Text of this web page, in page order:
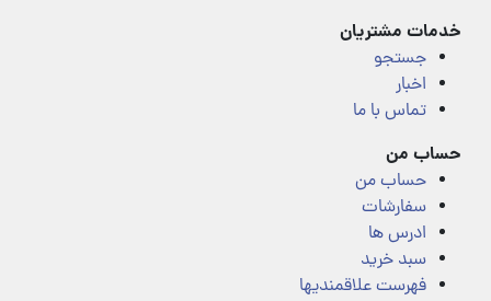
خدمات مشتریان
جستجو
اخبار
تماس با ما
حساب من
حساب من
سفارشات
ادرس ها
سبد خرید
فهرست علاقمندیها